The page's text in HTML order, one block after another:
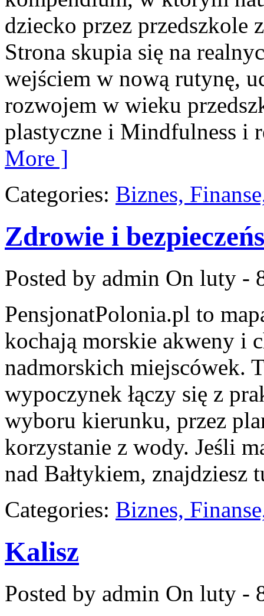
dziecko przez przedszkole
Strona skupia się na
wejściem w nową rutynę,
rozwojem w wieku
plastyczne i Mindfulness i
More ]
Categories: Biznes,
Zdrowie i
Posted by admin On luty -
PensjonatPolonia.pl to
kochają morskie akweny i
nadmorskich miejscówek.
wypoczynek łączy się z
wyboru kierunku, przez
korzystanie z wody. Jeśli
nad Bałtykiem, znajdziesz
Categories: Biznes,
Kalisz
Posted by admin On luty -